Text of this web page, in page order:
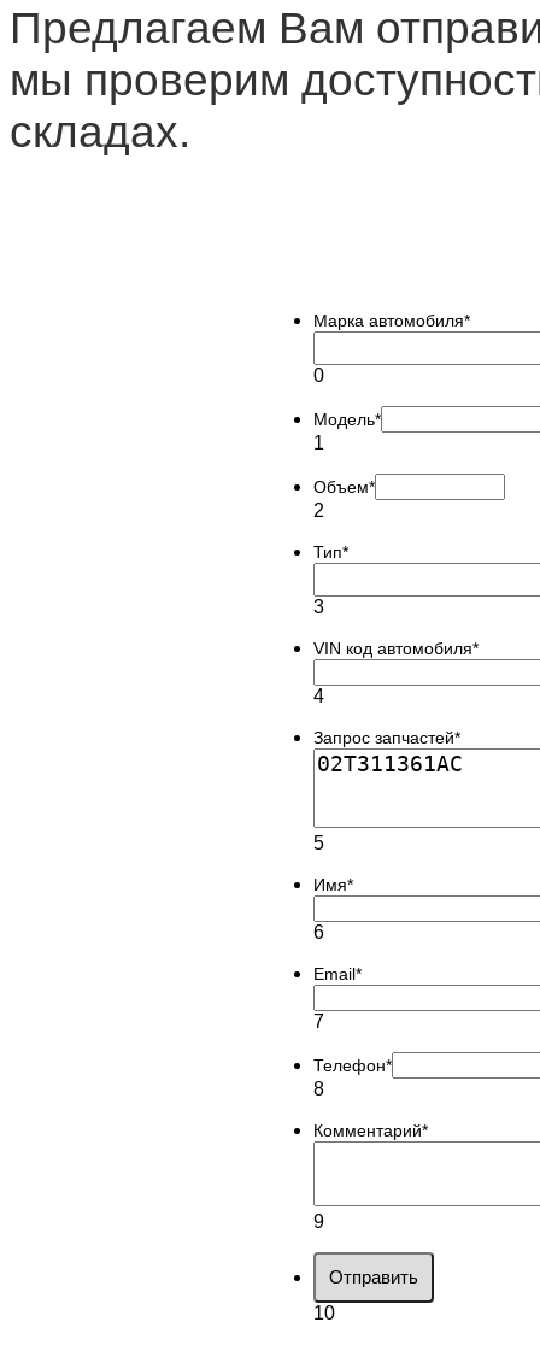
Предлагаем Вам
мы проверим
складах.
Марка автомобиля*
0
Модель*
1
Объем*
2
Тип*
3
VIN код автомобиля*
4
Запрос запчастей*
5
Имя*
6
Email*
7
Телефон*
8
Комментарий*
9
Отправить
10